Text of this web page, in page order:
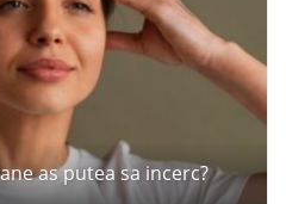
as putea sa incerc?